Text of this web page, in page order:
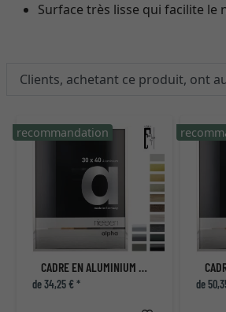
Surface très lisse qui facilite le
Clients, achetant ce produit, ont
CADRE EN ALUMINIUM ALPHA
de 34,25 € *
recommandation
de